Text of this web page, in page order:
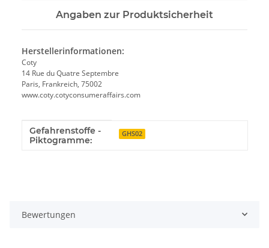
Angaben zur Produktsicherheit
Herstellerinformationen:
Coty
14 Rue du Quatre Septembre
Paris, Frankreich, 75002
www.coty.cotyconsumeraffairs.com
Produkteigenschaft
Wert
Gefahrenstoffe -
Piktogramme:
GHS02
Bewertungen